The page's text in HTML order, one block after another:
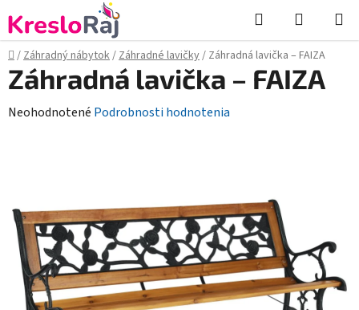
na
obsah
Hľadať
KOŠÍK
Domov
/Záhradný nábytok/Záhradné lavičky/ Záhradná lavička – FAIZA
Záhradná lavička – FAIZA
Priemerné
z
hviezdičiek.
Neohodnotené Podrobnosti hodnotenia